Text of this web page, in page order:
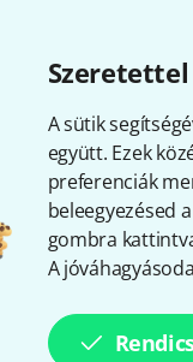
A sütik
együtt. Ezek
preferenciák
beleegyezésed
gombra
A